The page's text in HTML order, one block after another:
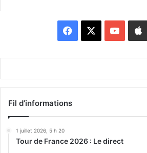
Facebook
Fil d’informations
1 juillet 2026, 5 h 20
Tour de France 2026 : Le direct